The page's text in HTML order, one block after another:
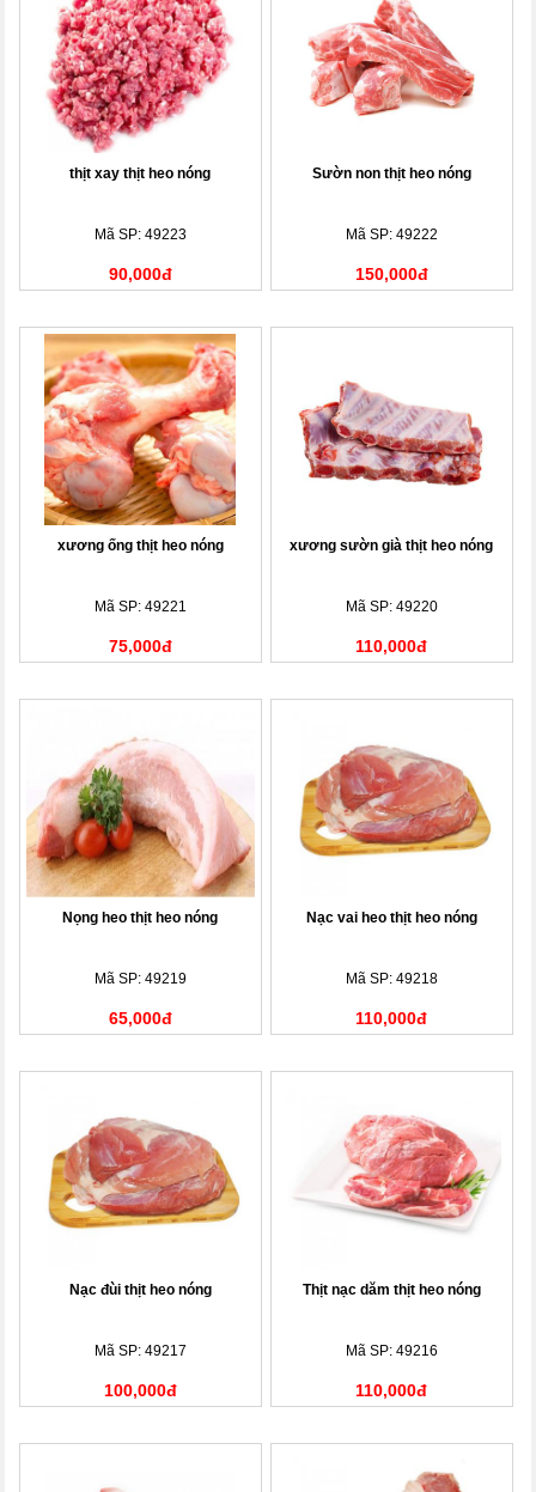
thịt xay thịt heo nóng
Mã SP: 49223
90,000đ
Sườn non thịt heo nóng
Mã SP: 49222
150,000đ
xương ống thịt heo nóng
Mã SP: 49221
75,000đ
xương sườn già thịt heo nóng
Mã SP: 49220
110,000đ
Nọng heo thịt heo nóng
Mã SP: 49219
65,000đ
Nạc vai heo thịt heo nóng
Mã SP: 49218
110,000đ
Nạc đùi thịt heo nóng
Mã SP: 49217
100,000đ
Thịt nạc dăm thịt heo nóng
Mã SP: 49216
110,000đ